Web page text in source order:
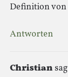
Definition von
Antworten
Christian